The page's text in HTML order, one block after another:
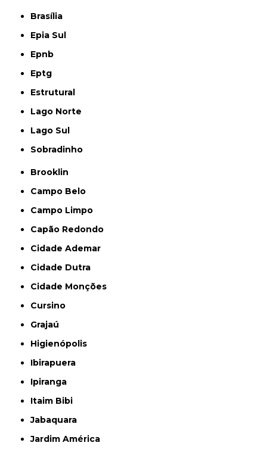
Brasília
Epia Sul
Epnb
Eptg
Estrutural
Lago Norte
Lago Sul
Sobradinho
Brooklin
Campo Belo
Campo Limpo
Capão Redondo
Cidade Ademar
Cidade Dutra
Cidade Monções
Cursino
Grajaú
Higienópolis
Ibirapuera
Ipiranga
Itaim Bibi
Jabaquara
Jardim América